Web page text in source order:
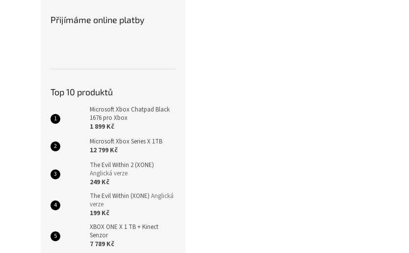
Přijímáme online platby
Top 10 produktů
Microsoft Xbox Chatpad Black
1676 pro Xbox
1 899 Kč
Microsoft Xbox Series X 1TB
12 799 Kč
The Evil Within 2 (XONE)
Anglická verze
249 Kč
The Evil Within (XONE) Anglická
verze
199 Kč
XBOX ONE X 1 TB + Kinect
Senzor
7 789 Kč